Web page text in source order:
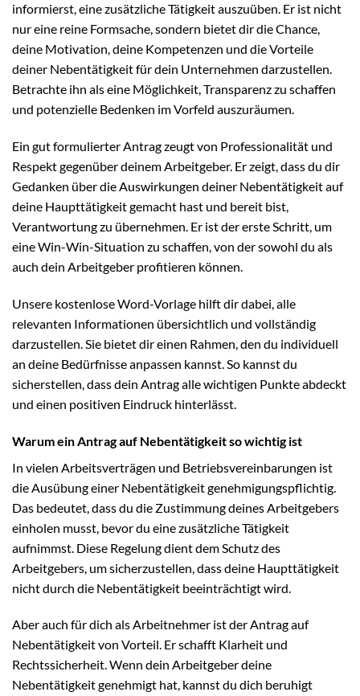
informierst, eine zusätzliche Tätigkeit auszuüben. Er ist nicht
nur eine reine Formsache, sondern bietet dir die Chance,
deine Motivation, deine Kompetenzen und die Vorteile
deiner Nebentätigkeit für dein Unternehmen darzustellen.
Betrachte ihn als eine Möglichkeit, Transparenz zu schaffen
und potenzielle Bedenken im Vorfeld auszuräumen.
Ein gut formulierter Antrag zeugt von Professionalität und
Respekt gegenüber deinem Arbeitgeber. Er zeigt, dass du dir
Gedanken über die Auswirkungen deiner Nebentätigkeit auf
deine Haupttätigkeit gemacht hast und bereit bist,
Verantwortung zu übernehmen. Er ist der erste Schritt, um
eine Win-Win-Situation zu schaffen, von der sowohl du als
auch dein Arbeitgeber profitieren können.
Unsere kostenlose Word-Vorlage hilft dir dabei, alle
relevanten Informationen übersichtlich und vollständig
darzustellen. Sie bietet dir einen Rahmen, den du individuell
an deine Bedürfnisse anpassen kannst. So kannst du
sicherstellen, dass dein Antrag alle wichtigen Punkte abdeckt
und einen positiven Eindruck hinterlässt.
Warum ein Antrag auf Nebentätigkeit so wichtig ist
In vielen Arbeitsverträgen und Betriebsvereinbarungen ist
die Ausübung einer Nebentätigkeit genehmigungspflichtig.
Das bedeutet, dass du die Zustimmung deines Arbeitgebers
einholen musst, bevor du eine zusätzliche Tätigkeit
aufnimmst. Diese Regelung dient dem Schutz des
Arbeitgebers, um sicherzustellen, dass deine Haupttätigkeit
nicht durch die Nebentätigkeit beeinträchtigt wird.
Aber auch für dich als Arbeitnehmer ist der Antrag auf
Nebentätigkeit von Vorteil. Er schafft Klarheit und
Rechtssicherheit. Wenn dein Arbeitgeber deine
Nebentätigkeit genehmigt hat, kannst du dich beruhigt